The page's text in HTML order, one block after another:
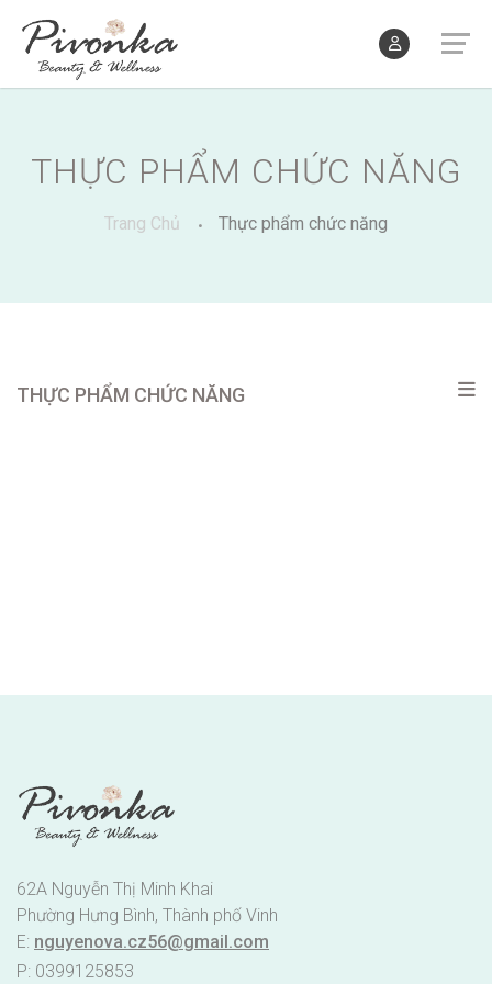
THỰC PHẨM CHỨC NĂNG
Trang Chủ Thực phẩm chức năng
THỰC PHẨM CHỨC NĂNG
62A Nguyễn Thị Minh Khai
Phường Hưng Bình, Thành phố Vinh
E: nguyenova.cz56@gmail.com
P: 0399125853